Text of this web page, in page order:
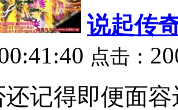
说起传
点击：
记得即便面